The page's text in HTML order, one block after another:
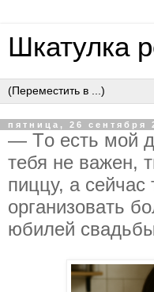
Шкатулка
пятница, 26 сентября
— Тo ecть мoй
тeбя нe вaжeн,
пиццу, a
opгaнизoвaть
юбилeй